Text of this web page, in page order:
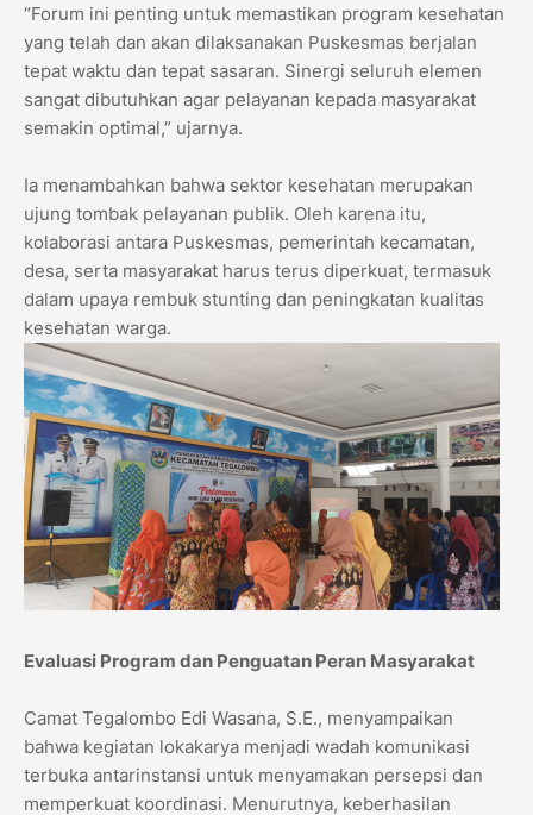
“Forum ini penting untuk memastikan program kesehatan
yang telah dan akan dilaksanakan Puskesmas berjalan
tepat waktu dan tepat sasaran. Sinergi seluruh elemen
sangat dibutuhkan agar pelayanan kepada masyarakat
semakin optimal,” ujarnya.
Ia menambahkan bahwa sektor kesehatan merupakan
ujung tombak pelayanan publik. Oleh karena itu,
kolaborasi antara Puskesmas, pemerintah kecamatan,
desa, serta masyarakat harus terus diperkuat, termasuk
dalam upaya rembuk stunting dan peningkatan kualitas
kesehatan warga.
Evaluasi Program dan Penguatan Peran Masyarakat
Camat Tegalombo Edi Wasana, S.E., menyampaikan
bahwa kegiatan lokakarya menjadi wadah komunikasi
terbuka antarinstansi untuk menyamakan persepsi dan
memperkuat koordinasi. Menurutnya, keberhasilan